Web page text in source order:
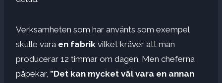
Verksamheten som har använts som exempel
skulle vara en fabrik vilket kräver att man
producerar 12 timmar om dagen. Men cheferna
påpekar, ”Det kan mycket väl vara en annan